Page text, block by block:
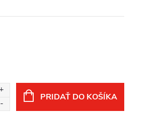
PRIDAŤ DO KOŠÍKA